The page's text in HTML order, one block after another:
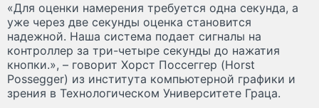
«Для оценки намерения требуется одна секунда, а
уже через две секунды оценка становится
надежной. Наша система подает сигналы на
контроллер за три-четыре секунды до нажатия
кнопки.», – говорит Хорст Поссеггер (Horst
Possegger) из института компьютерной графики и
зрения в Технологическом Университете Граца.